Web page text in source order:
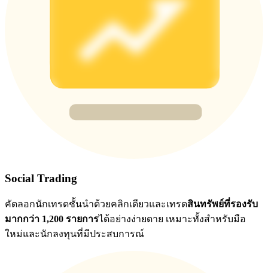
กิจกรรมเพิ่มเติม
เข้าสู่ระบบลงชื่อ
Social Trading
คัดลอกนักเทรดชั้นนำด้วยคลิกเดียวและเทรดสินทรัพย์ที่รองรับ
มากกว่า 1,200 รายการได้อย่างง่ายดาย เหมาะทั้งสำหรับมือ
ใหม่และนักลงทุนที่มีประสบการณ์